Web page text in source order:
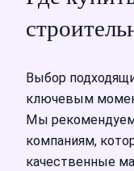
Выбор
ключевым
Мы
компаниям,
качественные